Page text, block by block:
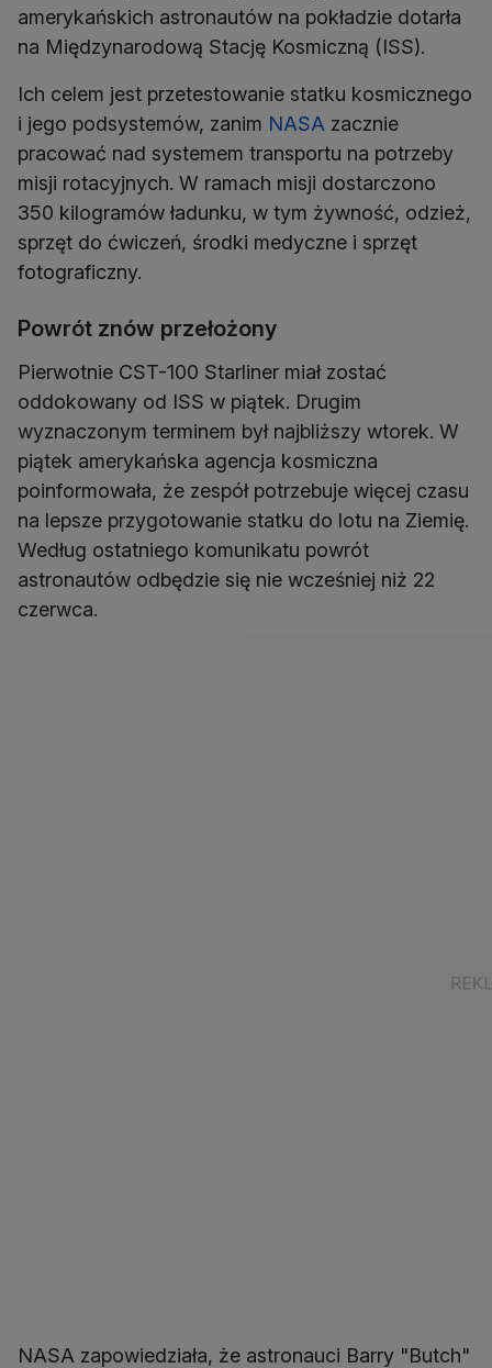
amerykańskich astronautów na pokładzie dotarła
na Międzynarodową Stację Kosmiczną (ISS).
Ich celem jest przetestowanie statku kosmicznego
i jego podsystemów, zanim NASA zacznie
pracować nad systemem transportu na potrzeby
misji rotacyjnych. W ramach misji dostarczono
350 kilogramów ładunku, w tym żywność, odzież,
sprzęt do ćwiczeń, środki medyczne i sprzęt
fotograficzny.
Powrót znów przełożony
Pierwotnie CST-100 Starliner miał zostać
oddokowany od ISS w piątek. Drugim
wyznaczonym terminem był najbliższy wtorek. W
piątek amerykańska agencja kosmiczna
poinformowała, że zespół potrzebuje więcej czasu
na lepsze przygotowanie statku do lotu na Ziemię.
Według ostatniego komunikatu powrót
astronautów odbędzie się nie wcześniej niż 22
czerwca.
NASA zapowiedziała, że astronauci Barry "Butch"